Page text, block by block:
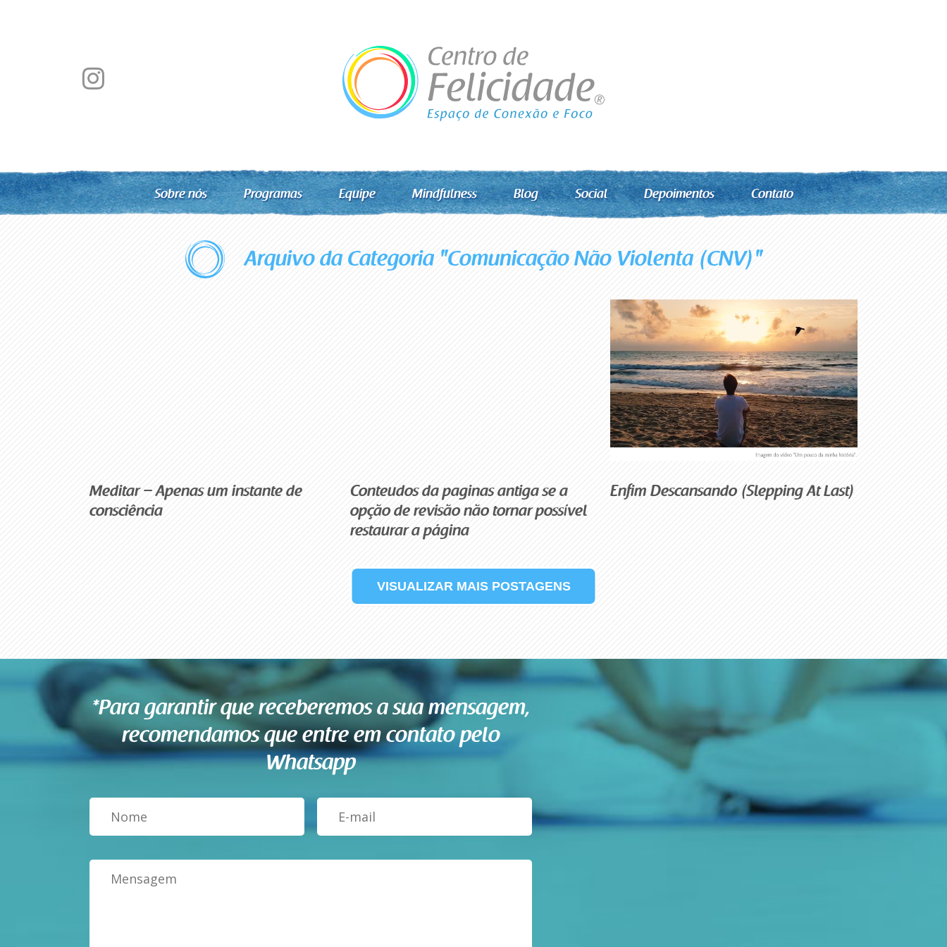
Sobre nós Programas Equipe Mindfulness Blog Social Depoimentos Contato
Arquivo da Categoria "Comunicação Não Violenta (CNV)"
Meditar – Apenas um instante de
consciência
Conteudos da paginas antiga se a
opção de revisão não tornar possível
restaurar a página
Enfim Descansando (Slepping At Last)
VISUALIZAR MAIS POSTAGENS
*Para garantir que receberemos a sua mensagem,
recomendamos que entre em contato pelo
Whatsapp